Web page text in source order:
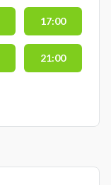
17:00
21:00